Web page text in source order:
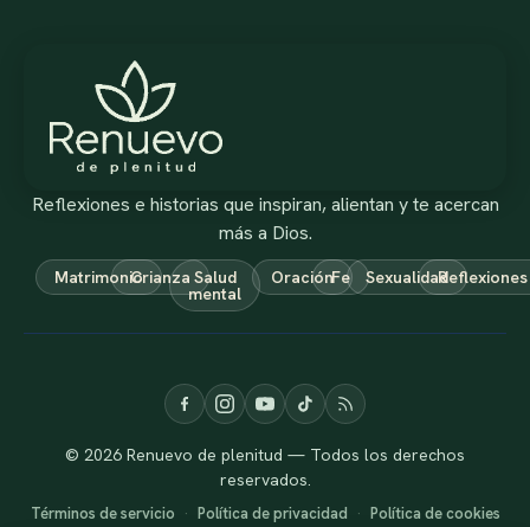
Reflexiones e historias que inspiran, alientan y te acercan
más a Dios.
MatrimonioCrianza Salud
mental
OraciónFe SexualidadReflexiones
© 2026 Renuevo de plenitud — Todos los derechos
reservados.
Términos de servicio · Política de privacidad · Política de cookies